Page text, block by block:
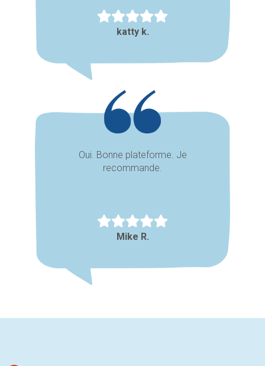
katty k.
Oui. Bonne plateforme. Je
recommande.
Mike R.